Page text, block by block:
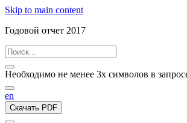
Skip to main content
Годовой отчет 2017
Необходимо не менее 3х символов в
en
Скачать PDF